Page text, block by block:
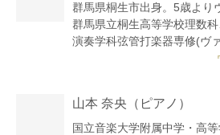
群馬県桐生市出身。5歳より
群馬県立桐生高等学校理数
演奏学科弦管打楽器専修(ヴ
大学院に進学し、ウィーン
補助要員、昭和音楽大学合
師を務めた。
山本 奈央 （ピアノ）
国立音楽大学附属中学・高